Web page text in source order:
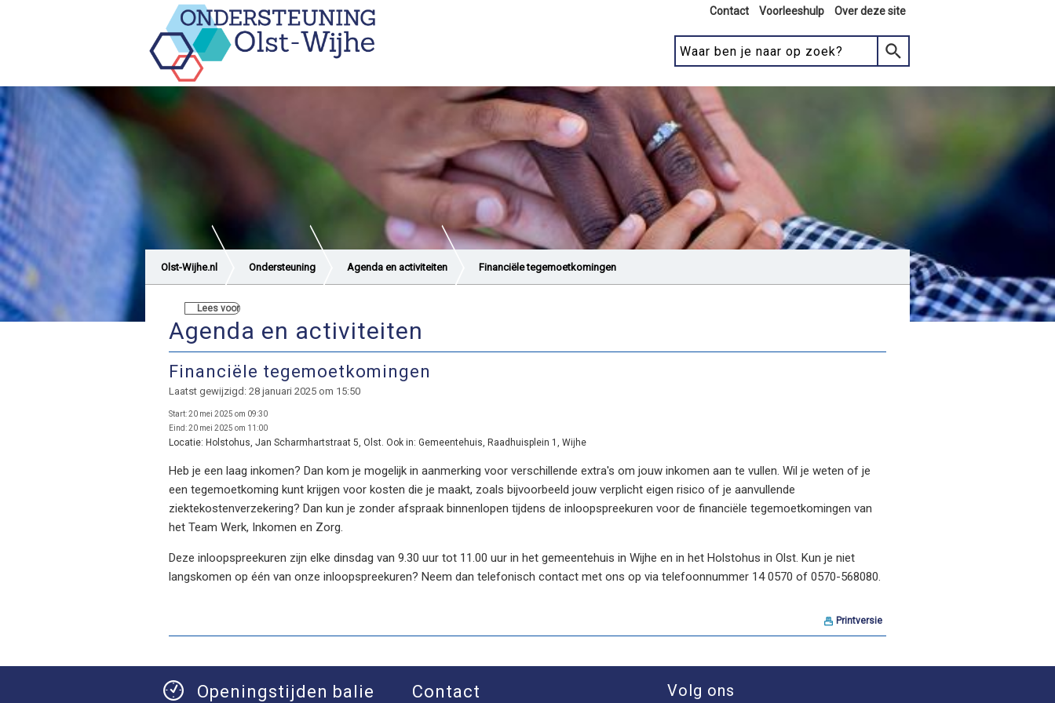
Contact Voorleeshulp Over deze site
Olst-Wijhe.nl Ondersteuning Agenda en activiteiten Financiële tegemoetkomingen
Lees voor
Agenda en activiteiten
Financiële tegemoetkomingen
Laatst gewijzigd: 28 januari 2025 om 15:50
Start:20 mei 2025 om 09:30
Eind:20 mei 2025 om 11:00
Locatie: Holstohus, Jan Scharmhartstraat 5, Olst. Ook in: Gemeentehuis, Raadhuisplein 1, Wijhe
Heb je een laag inkomen? Dan kom je mogelijk in aanmerking voor verschillende extra's om jouw inkomen aan te vullen. Wil je weten of je
een tegemoetkoming kunt krijgen voor kosten die je maakt, zoals bijvoorbeeld jouw verplicht eigen risico of je aanvullende
ziektekostenverzekering? Dan kun je zonder afspraak binnenlopen tijdens de inloopspreekuren voor de financiële tegemoetkomingen van
het Team Werk, Inkomen en Zorg.
Deze inloopspreekuren zijn elke dinsdag van 9.30 uur tot 11.00 uur in het gemeentehuis in Wijhe en in het Holstohus in Olst. Kun je niet
langskomen op één van onze inloopspreekuren? Neem dan telefonisch contact met ons op via telefoonnummer 14 0570 of 0570-568080.
Printversie
Openingstijden balie Contact Volg ons